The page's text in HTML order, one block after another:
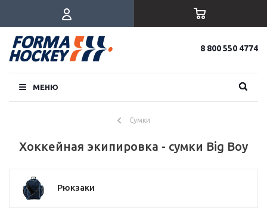
8 800 550 4774
МЕНЮ
Сумки
Хоккейная экипировка - сумки Big Boy
Рюкзаки